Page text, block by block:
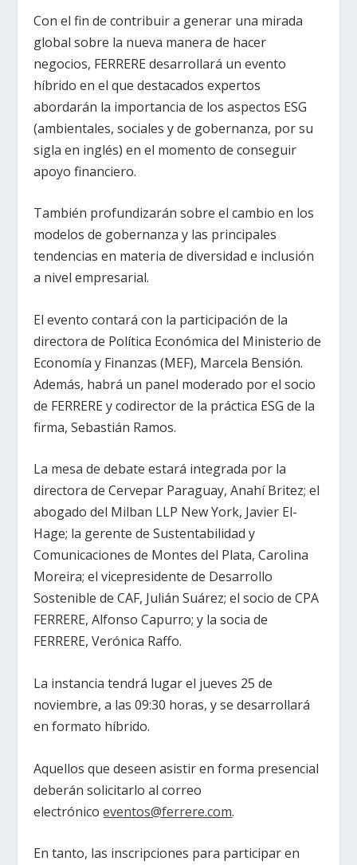
Con el fin de contribuir a generar una mirada
global sobre la nueva manera de hacer
negocios, FERRERE desarrollará un evento
híbrido en el que destacados expertos
abordarán la importancia de los aspectos ESG
(ambientales, sociales y de gobernanza, por su
sigla en inglés) en el momento de conseguir
apoyo financiero.
También profundizarán sobre el cambio en los
modelos de gobernanza y las principales
tendencias en materia de diversidad e inclusión
a nivel empresarial.
El evento contará con la participación de la
directora de Política Económica del Ministerio de
Economía y Finanzas (MEF), Marcela Bensión.
Además, habrá un panel moderado por el socio
de FERRERE y codirector de la práctica ESG de la
firma, Sebastián Ramos.
La mesa de debate estará integrada por la
directora de Cervepar Paraguay, Anahí Britez; el
abogado del Milban LLP New York, Javier El-
Hage; la gerente de Sustentabilidad y
Comunicaciones de Montes del Plata, Carolina
Moreira; el vicepresidente de Desarrollo
Sostenible de CAF, Julián Suárez; el socio de CPA
FERRERE, Alfonso Capurro; y la socia de
FERRERE, Verónica Raffo.
La instancia tendrá lugar el jueves 25 de
noviembre, a las 09:30 horas, y se desarrollará
en formato híbrido.
Aquellos que deseen asistir en forma presencial
deberán solicitarlo al correo
electrónicoeventos@ferrere.com.
En tanto, las inscripciones para participar en